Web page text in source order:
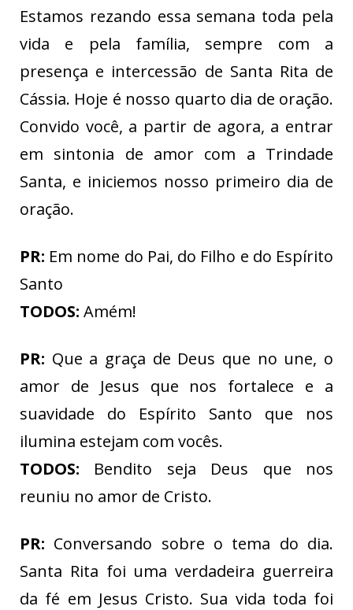
Estamos rezando essa semana toda pela
vida e pela família, sempre com a
presença e intercessão de Santa Rita de
Cássia. Hoje é nosso quarto dia de oração.
Convido você, a partir de agora, a entrar
em sintonia de amor com a Trindade
Santa, e iniciemos nosso primeiro dia de
oração.
PR: Em nome do Pai, do Filho e do Espírito
Santo
TODOS: Amém!
PR: Que a graça de Deus que no une, o
amor de Jesus que nos fortalece e a
suavidade do Espírito Santo que nos
ilumina estejam com vocês.
TODOS: Bendito seja Deus que nos
reuniu no amor de Cristo.
PR: Conversando sobre o tema do dia.
Santa Rita foi uma verdadeira guerreira
da fé em Jesus Cristo. Sua vida toda foi